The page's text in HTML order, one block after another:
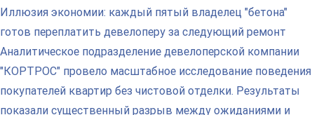
Иллюзия экономии: каждый пятый владелец "бетона"
готов переплатить девелоперу за следующий ремонт
Аналитическое подразделение девелоперской компании
"КОРТРОС" провело масштабное исследование поведения
покупателей квартир без чистовой отделки. Результаты
показали существенный разрыв между ожиданиями и